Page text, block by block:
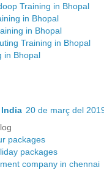
Training in Bhopal
in Bhopal
in Bhopal
Training in Bhopal
in Bhopal
20 de març del
packages
packages
company in chennai